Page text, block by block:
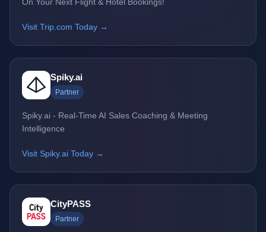
On Your Next Flight & Hotel Bookings!
Visit Trip.com Today →
Spiky.ai
Partner
Spiky.ai - Real-Time AI Sales Coaching & Meeting
Intelligence
Visit Spiky.ai Today →
CityPASS
Partner